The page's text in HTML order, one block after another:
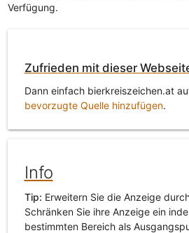
Verfügung.
Zufrieden mit dieser
Dann einfach bierkreiszeichen.at
bevorzugte Quelle hinzufügen.
Info
Tip: Erweitern Sie die Anzeige
Schränken Sie ihre Anzeige ein
bestimmten Bereich als